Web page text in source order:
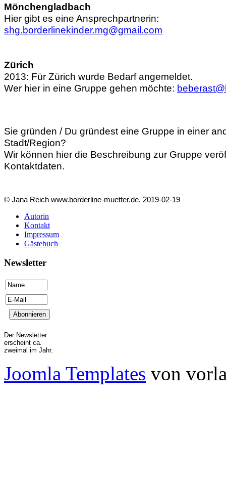
Mönchengladbach
Hier gibt es eine Ansprechpartnerin:
shg.borderlinekinder.mg@gmail.com
Zürich
2013: Für Zürich wurde Bedarf angemeldet.
Wer hier in eine Gruppe gehen möchte:
Sie gründen / Du gründest eine Gruppe in einer
Stadt/Region?
Wir können hier die Beschreibung zur Gruppe
Kontaktdaten.
© Jana Reich www.borderline-muetter.de, 2019-02-19
Autorin
Kontakt
Impressum
Gästebuch
Newsletter
Der Newsletter
erscheint ca.
zweimal im Jahr.
Joomla Templates von